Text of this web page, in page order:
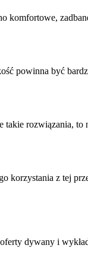
komfortowe,
powinna być
takie rozwiązania, to
korzystania z tej
dywany i